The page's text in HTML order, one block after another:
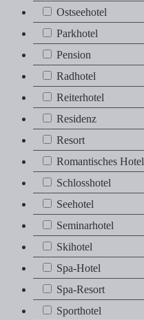
OstseehotelOstseehotel
ParkhotelParkhotel
PensionPension
RadhotelRadhotel
ReiterhotelReiterhotel
ResidenzResidenz
ResortResort
Romantisches Hotel
Romantisches Hotel
Schlosshotel
Schlosshotel
SeehotelSeehotel
Seminarhotel
Seminarhotel
SkihotelSkihotel
Spa-HotelSpa-Hotel
Spa-Resort
Spa-Resort
SporthotelSporthotel